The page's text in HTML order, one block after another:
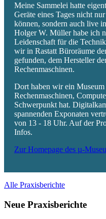
Meine Sammelei hatte
Geräte eines Tages nicht
können, sondern auch live
Holger W. Müller habe ich
Leidenschaft für die
wir in Rastatt Büroräume
gefunden, dem Hersteller
Rechenmaschinen.
Dort haben wir ein Museum
Rechenmaschinen,
Schwerpunkt hat.
spannenden Exponaten
von 13 - 18 Uhr. Auf der
Infos.
Zur Homepage des µ-
Alle Praxisberichte
Neue Praxisberichte